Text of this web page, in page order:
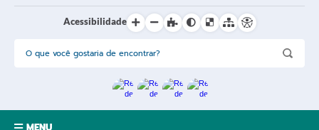
Acessibilidade